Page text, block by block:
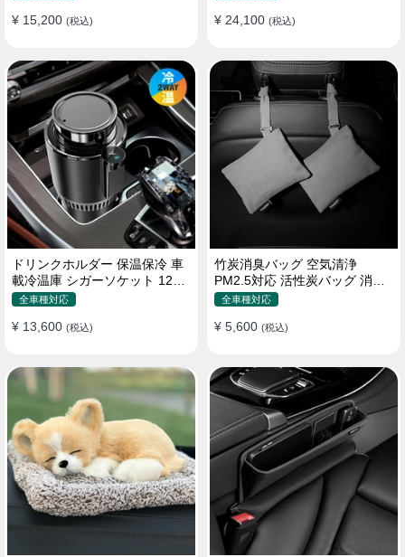
¥ 15,200 (税込) ¥ 24,100 (税込)
ドリンクホルダー 保温保冷 車
載冷温庫 シガーソケット 12V
車用 車中泊
全車種対応
¥ 13,600 (税込)
竹炭消臭バッグ 空気清浄
PM2.5対応 活性炭バッグ 消臭
車用 デオドラント 繰り返し使
全車種対応
¥ 5,600 (税込)